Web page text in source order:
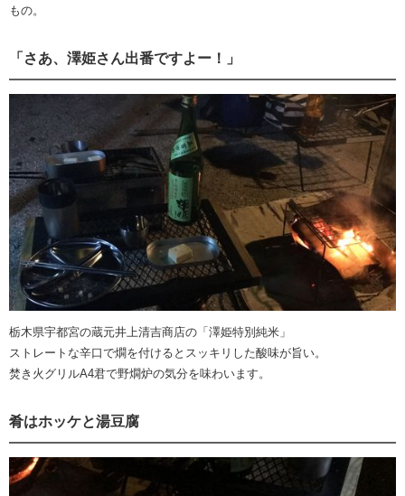
もの。
「さあ、澤姫さん出番ですよー！」
栃木県宇都宮の蔵元井上清吉商店の「澤姫特別純米」
ストレートな辛口で燗を付けるとスッキリした酸味が旨い。
焚き火グリルA4君で野燗炉の気分を味わいます。
肴はホッケと湯豆腐